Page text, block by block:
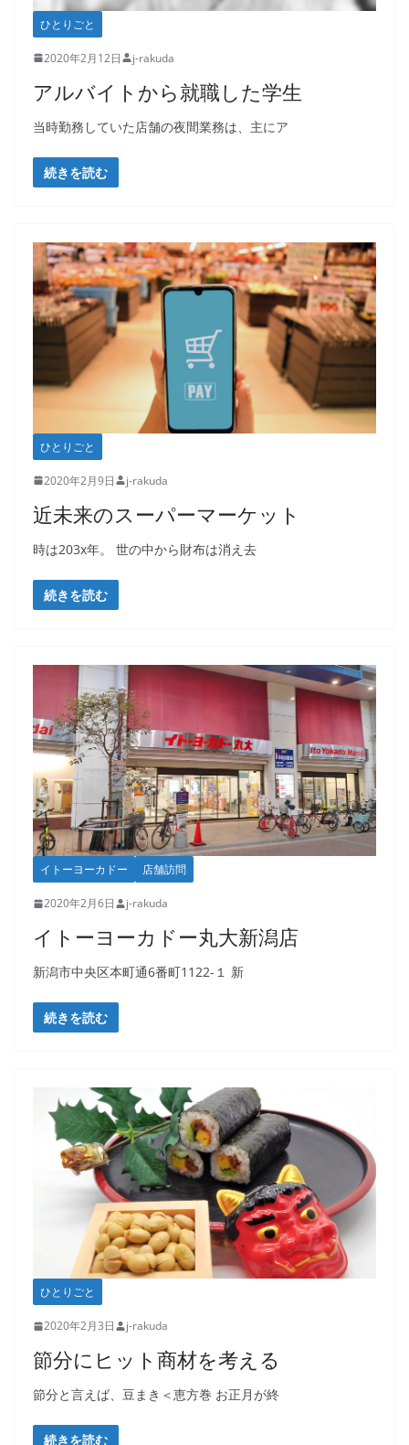
ひとりごと
2020年2月12日 j-rakuda
アルバイトから就職した学生
当時勤務していた店舗の夜間業務は、主にア
続きを読む
ひとりごと
2020年2月9日 j-rakuda
近未来のスーパーマーケット
時は203x年。 世の中から財布は消え去
続きを読む
イトーヨーカドー 店舗訪問
2020年2月6日 j-rakuda
イトーヨーカドー丸大新潟店
新潟市中央区本町通6番町1122-１ 新
続きを読む
ひとりごと
2020年2月3日 j-rakuda
節分にヒット商材を考える
節分と言えば、豆まき＜恵方巻 お正月が終
続きを読む